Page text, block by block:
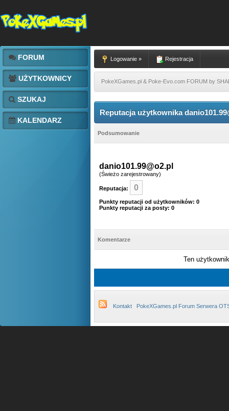
FORUM
UŻYTKOWNICY
SZUKAJ
KALENDARZ
Logowanie » Rejestracja
PokeXGames.pl & Poke-Evo.com FORUM by
Reputacja użytkownika
Podsumowanie
danio101.99@o2.pl
(Świeżo zarejestrowany)
Reputacja: 0
Punkty reputacji od użytkowników: 0
Punkty reputacji za posty: 0
Komentarze
Ten
Kontakt PokeXGames.pl Forum Serwera